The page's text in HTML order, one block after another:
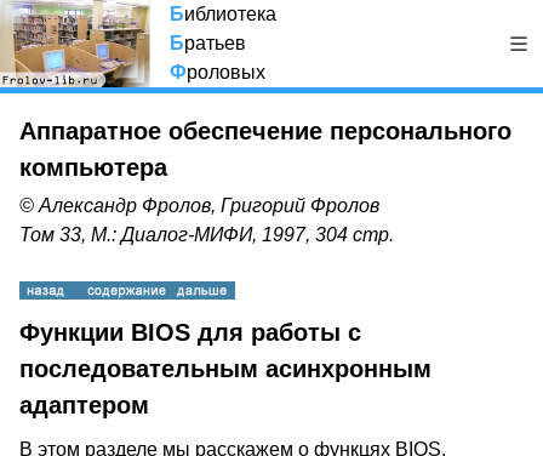
Библиотека
Братьев
Фроловых
Аппаратное обеспечение персонального
компьютера
© Александр Фролов, Григорий Фролов
Том 33, М.: Диалог-МИФИ, 1997, 304 стр.
Функции BIOS для работы с
последовательным асинхронным
адаптером
В этом разделе мы расскажем о функцях BIOS,